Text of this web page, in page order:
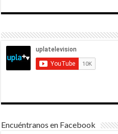
Encuéntranos en Facebook